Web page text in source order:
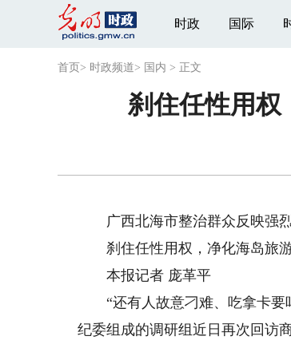
时政 国际
首页 > 时政频道> 国内 > 正文
刹住任性用权
广西北海市整治群众反映强烈
刹住任性用权，净化海岛旅游
本报记者 庞革平
“还有人故意刁难、吃拿卡要
纪委组成的调研组近日再次回访